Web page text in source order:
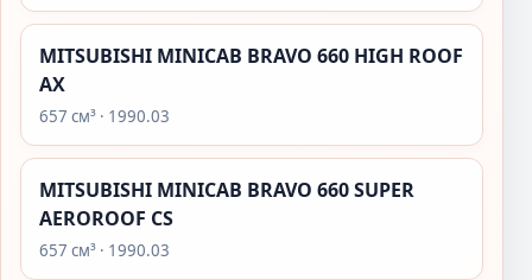
MITSUBISHI MINICAB BRAVO 660 HIGH ROOF
AX
657 см³ · 1990.03
MITSUBISHI MINICAB BRAVO 660 SUPER
AEROROOF CS
657 см³ · 1990.03